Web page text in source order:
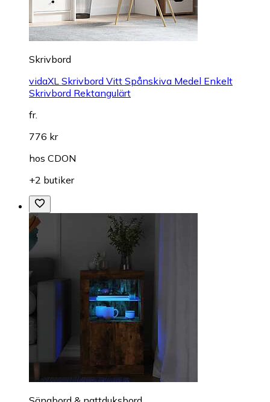
Skrivbord
vidaXL Skrivbord Vitt Spånskiva Medel Enkelt
Skrivbord Rektangulärt
fr.
776 kr
hos CDON
+2 butiker